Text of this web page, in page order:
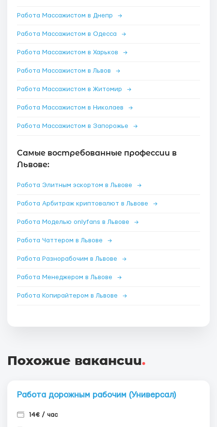
Работа Массажистом в Днепр →
Работа Массажистом в Одесса →
Работа Массажистом в Харьков →
Работа Массажистом в Львов →
Работа Массажистом в Житомир →
Работа Массажистом в Николаев →
Работа Массажистом в Запорожье →
Самые востребованные профессии в
Львове:
Работа Элитным эскортом в Львове →
Работа Арбитраж криптовалют в Львове →
Работа Моделью onlyfans в Львове →
Работа Чаттером в Львове →
Работа Разнорабочим в Львове →
Работа Менеджером в Львове →
Работа Копирайтером в Львове →
Похожие вакансии.
Работа дорожным рабочим (Универсал)
14€ / час